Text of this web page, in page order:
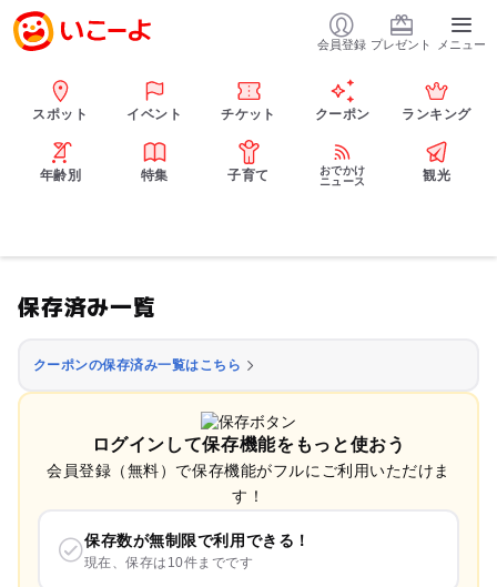
会員登録 プレゼント メニュー
スポット イベント チケット クーポン ランキング
年齢別 特集 子育て
おでかけ
ニュース
観光
保存済み一覧
クーポンの保存済み一覧はこちら
ログインして保存機能をもっと使おう
会員登録（無料）で保存機能がフルにご利用いただけま
す！
保存数が無制限で利用できる！
現在、保存は10件までです